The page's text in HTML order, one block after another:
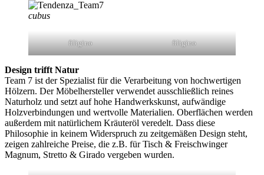
cubus
filigino filigino
Design trifft Natur
Team 7 ist der Spezialist für die Verarbeitung von hochwertigen
Hölzern. Der Möbelhersteller verwendet ausschließlich reines
Naturholz und setzt auf hohe Handwerkskunst, aufwändige
Holzverbindungen und wertvolle Materialien. Oberflächen werden
außerdem mit natürlichem Kräuteröl veredelt. Dass diese
Philosophie in keinem Widerspruch zu zeitgemäßen Design steht,
zeigen zahlreiche Preise, die z.B. für Tisch & Freischwinger
Magnum, Stretto & Girado vergeben wurden.